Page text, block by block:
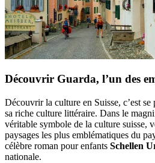
Découvrir Guarda, l’un des
Découvrir la culture en Suisse, c’est
sa riche culture littéraire. Dans le
véritable symbole de la culture suisse,
paysages les plus emblématiques du
célèbre roman pour enfants Schellen
nationale.